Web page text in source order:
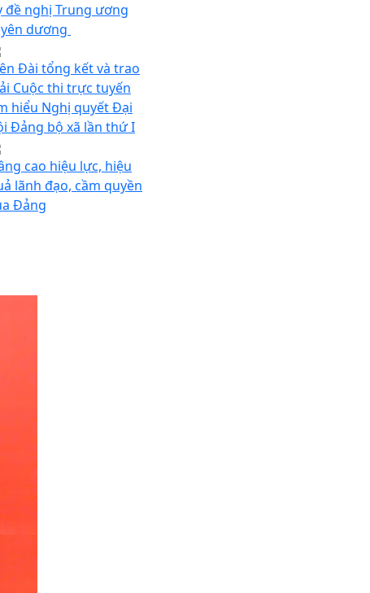
đề nghị Trung ương
dương
Đài tổng kết và trao
Cuộc thi trực tuyến
hiểu Nghị quyết Đại
Đảng bộ xã lần thứ I
cao hiệu lực, hiệu
lãnh đạo, cầm quyền
Đảng